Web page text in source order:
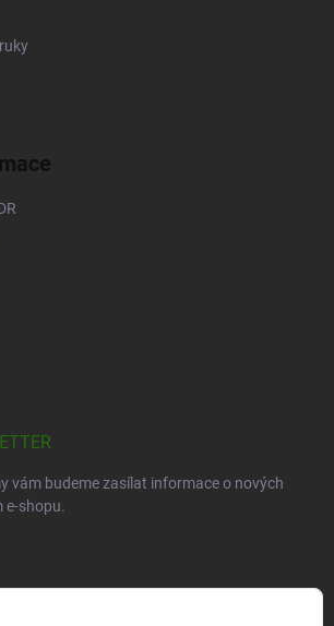
vám budeme zasílat informace o nových
e-shopu.